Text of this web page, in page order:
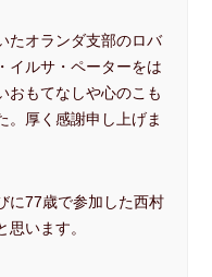
たオランダ支部のロバ
イルサ・ペーターをは
おもてなしや心のこも
。厚く感謝申し上げま
に77歳で参加した西村
います。